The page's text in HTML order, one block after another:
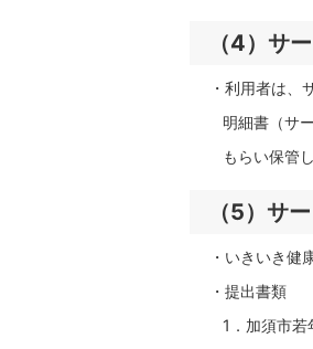
（4）サ
・利用者は、
明細書（サー
もらい保管し
（5）サ
・いきいき健
・提出書類
1．加須市若